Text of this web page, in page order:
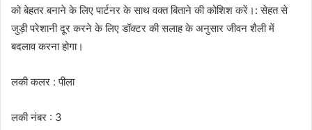
को बेहतर बनाने के लिए पार्टनर के साथ वक्त बिताने की कोशिश करें।: सेहत से
जुड़ी परेशानी दूर करने के लिए डॉक्टर की सलाह के अनुसार जीवन शैली में
बदलाव करना होगा।
लकी कलर : पीला
लकी नंबर : 3